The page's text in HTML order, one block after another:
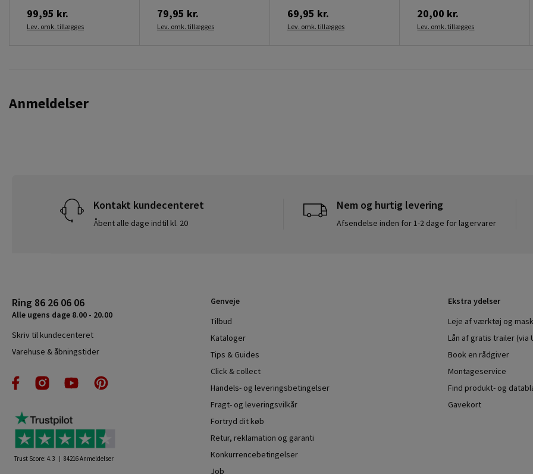
99,95 kr.
Lev. omk. tillægges
79,95 kr.
Lev. omk. tillægges
69,95 kr.
Lev. omk. tillægges
20,00 kr.
Lev. omk. tillægges
Anmeldelser
Kontakt kundecenteret
Åbent alle dage indtil kl. 20
Nem og hurtig levering
Afsendelse inden for 1-2 dage for lagervarer
Ring 86 26 06 06
Alle ugens dage 8.00 - 20.00
Skriv til kundecenteret
Varehuse & åbningstider
Trust Score: 4.3 84216Anmeldelser
Genveje
Tilbud
Kataloger
Tips & Guides
Click & collect
Handels- og leveringsbetingelser
Fragt- og leveringsvilkår
Fortryd dit køb
Retur, reklamation og garanti
Konkurrencebetingelser
Job
Ekstra ydelser
Leje af værktøj og
Lån af gratis trailer (via
Book en rådgiver
Montageservice
Find produkt- og
Gavekort